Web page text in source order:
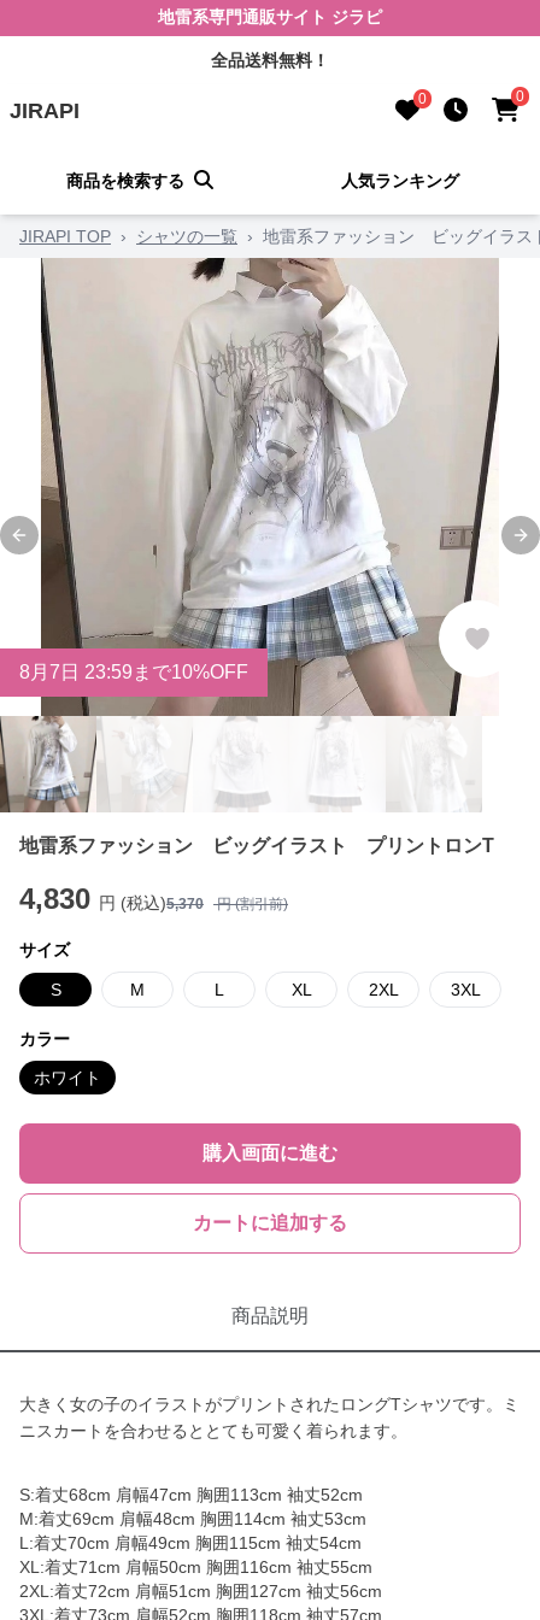
地雷系専門通販サイト ジラピ
全品送料無料！
JIRAPI 0 0
商品を検索する 人気ランキング
JIRAPI TOP › シャツの一覧 › 地雷系ファッション ビッグイラ
Previous slide
8月 7 日 23:59まで10%OFF
地雷系ファッション ビッグイラスト プリントロンT
4,830 円 (税込)5,370 円 (割引前)
サイズ
S M L XL 2XL 3XL
カラー
ホワイト
購入画面に進む
カートに追加する
商品説明
大きく女の子のイラストがプリントされたロングTシャツです。ミ
ニスカートを合わせるととても可愛く着られます。
S:着丈68cm 肩幅47cm 胸囲113cm 袖丈52cm
M:着丈69cm 肩幅48cm 胸囲114cm 袖丈53cm
L:着丈70cm 肩幅49cm 胸囲115cm 袖丈54cm
XL:着丈71cm 肩幅50cm 胸囲116cm 袖丈55cm
2XL:着丈72cm 肩幅51cm 胸囲127cm 袖丈56cm
3XL:着丈73cm 肩幅52cm 胸囲118cm 袖丈57cm